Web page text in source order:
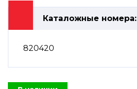
Каталожные номера:
820420